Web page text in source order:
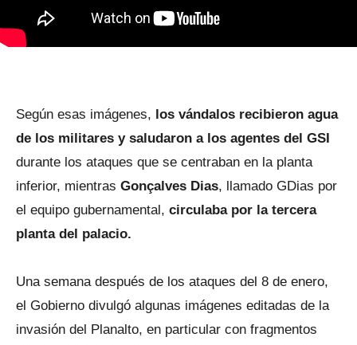
Según esas imágenes, los vándalos recibieron agua
de los militares y saludaron a los agentes del GSI
durante los ataques que se centraban en la planta
inferior, mientras Gonçalves Dias, llamado GDias por
el equipo gubernamental, circulaba por la tercera
planta del palacio.
Una semana después de los ataques del 8 de enero,
el Gobierno divulgó algunas imágenes editadas de la
invasión del Planalto, en particular con fragmentos